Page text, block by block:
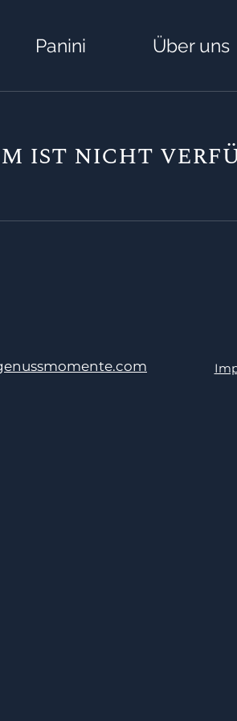
Panini Über uns
ist nicht